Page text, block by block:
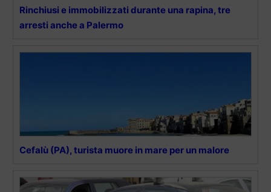
Rinchiusi e immobilizzati durante una rapina, tre
arresti anche a Palermo
Cefalù (PA), turista muore in mare per un malore